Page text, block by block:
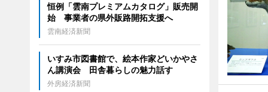
恒例「雲南プレミアムカタログ」販売開
始 事業者の県外販路開拓支援へ
雲南経済新聞
いすみ市図書館で、絵本作家どいかやさ
ん講演会 田舎暮らしの魅力話す
外房経済新聞